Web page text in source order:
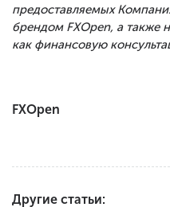
предоставляемых
брендом FXOpen, а также
как финансовую
FXOpen
Другие статьи: